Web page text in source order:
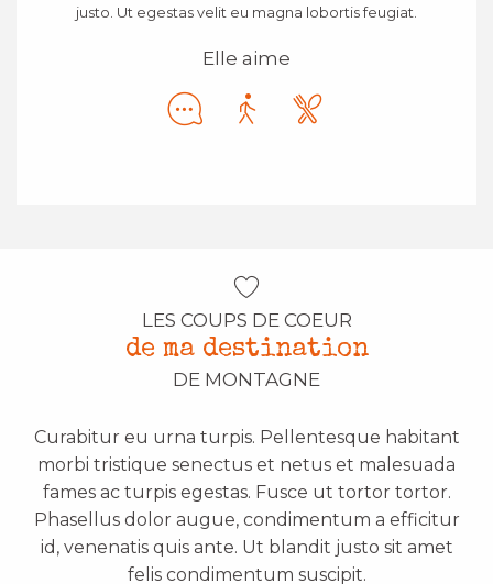
justo. Ut egestas velit eu magna lobortis feugiat.
Elle aime
LES COUPS DE COEUR
de ma destination
DE MONTAGNE
Curabitur eu urna turpis. Pellentesque habitant
morbi tristique senectus et netus et malesuada
fames ac turpis egestas. Fusce ut tortor tortor.
Phasellus dolor augue, condimentum a efficitur
id, venenatis quis ante. Ut blandit justo sit amet
felis condimentum suscipit.